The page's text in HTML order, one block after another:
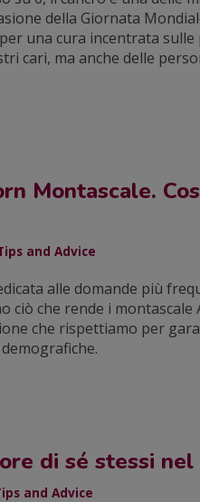
della Giornata
una cura incentrata sulle
cari, ma anche delle
Montascale.
and Advice
alle domande più
ciò che rende i montascale
che rispettiamo per
di sé stessi nel
and Advice